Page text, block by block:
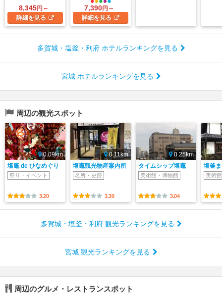
8,345円～
詳細を見る
7,390円～
詳細を見る
多賀城・塩釜・利府 ホテルランキングを見る
宮城 ホテルランキングを見る
周辺の観光スポット
0.09km
塩竈 de ひなめぐり
祭り・イベント
3.20
0.11km
塩竈観光物産案内所
名所・史跡
3.30
0.25km
タイムシップ塩竈
美術館・博物館
3.04
塩釜
美術
多賀城・塩釜・利府 観光ランキングを見る
宮城 観光ランキングを見る
周辺のグルメ・レストランスポット